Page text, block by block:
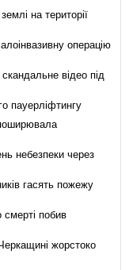
на території
операцію
відео під
пауерліфтингу
небезпеки через
гасять пожежу
побив
жорстоко